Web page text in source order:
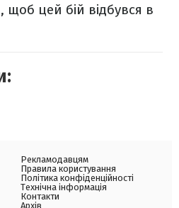
цей бій відбувся в
Рекламодавцям
Правила користування
Політика конфіденційності
Технічна інформація
Контакти
Архів